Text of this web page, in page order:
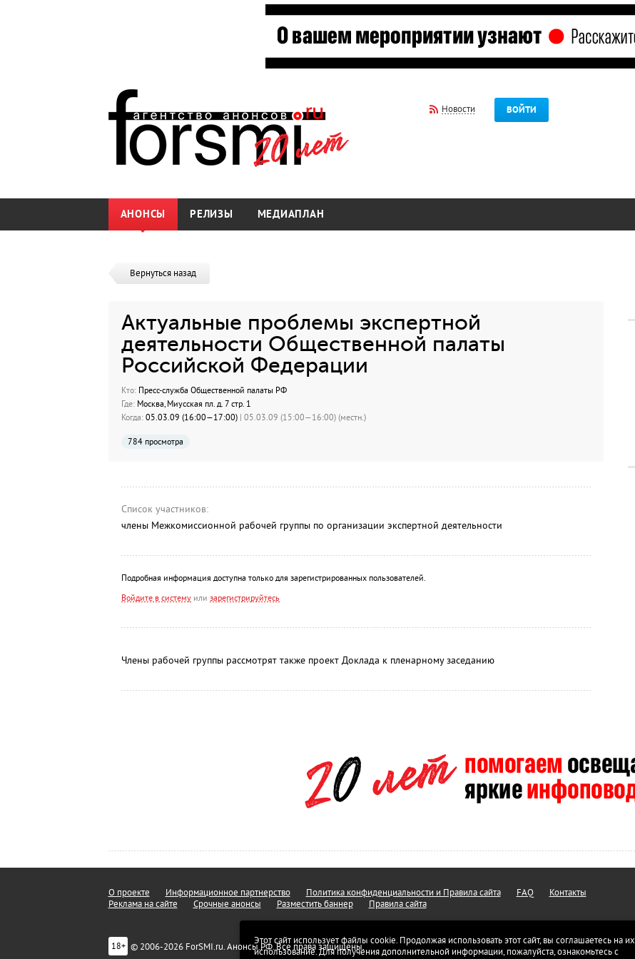
Новости ВОЙТИ
АНОНСЫ РЕЛИЗЫ МЕДИАПЛАН
Вернуться назад
Актуальные проблемы экспертной
деятельности Общественной палаты
Российской Федерации
Кто:Пресс-служба Общественной палаты РФ
Где:Москва, Миусская пл. д. 7 стр. 1
Когда:05.03.09 (16:00—17:00) | 05.03.09 (15:00—16:00) (местн.)
784 просмотра
Список участников:
члены Межкомиссионной рабочей группы по организации экспертной деятельности
Подробная информация доступна только для зарегистрированных пользователей.
Войдите в системуили зарегистрируйтесь
Члены рабочей группы рассмотрят также проект Доклада к пленарному заседанию
Этот сайт использует файлы cookie. Продолжая использовать этот сайт, вы соглашаетесь на их
использование. Для получения дополнительной информации, пожалуйста, ознакомьтесь с
О проекте Информационное партнерство Политика конфиденциальности и Правила сайта FAQ
Контакты
Реклама на сайте
Срочные анонсы Разместить баннер Правила сайта
18+ © 2006-2026 ForSMI.ru. Анонсы.РФ. Все права защищены.